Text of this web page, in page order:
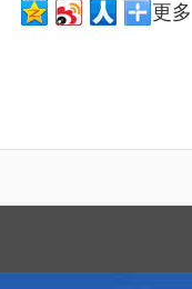
更多